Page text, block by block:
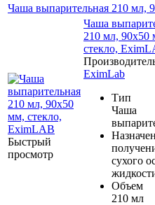
Чаша выпарительная 210 мл,
Быстрый
просмотр
Чаша
210 мл, 90х50
стекло,
EximLab
Тип
Чаша
сухого
Объем
210 мл